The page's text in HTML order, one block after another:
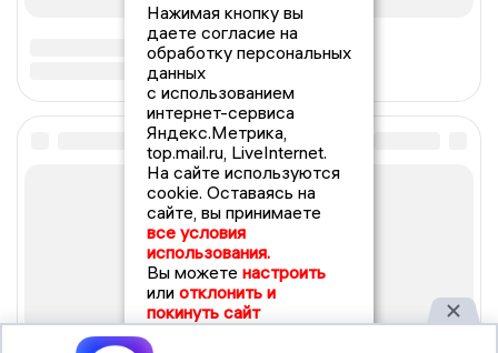
Нажимая кнопку вы
даете согласие на
обработку персональных
данных
с использованием
интернет-сервиса
Яндекс.Метрика,
top.mail.ru, LiveInternet.
На сайте используются
cookie. Оставаясь на
сайте, вы принимаете
все условия
использования.
Вы можете настроить
или отклонить и
покинуть сайт